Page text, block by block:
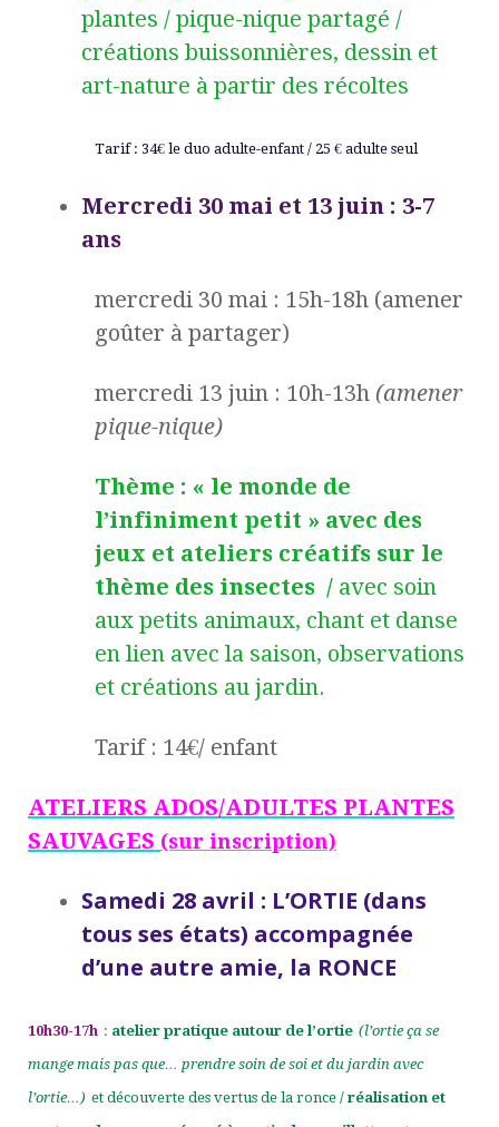
plantes / pique-nique partagé /
créations buissonnières, dessin et
art-nature à partir des récoltes
Tarif : 34€ le duo adulte-enfant / 25 € adulte seul
Mercredi 30 mai et 13 juin : 3-7
ans
mercredi 30 mai : 15h-18h (amener
goûter à partager)
mercredi 13 juin : 10h-13h (amener
pique-nique)
Thème : « le monde de
l’infiniment petit » avec des
jeux et ateliers créatifs sur le
thème des insectes / avec soin
aux petits animaux, chant et danse
en lien avec la saison, observations
et créations au jardin.
Tarif : 14€/ enfant
ATELIERS ADOS/ADULTES PLANTES
SAUVAGES (sur inscription)
Samedi 28 avril : L’ORTIE (dans
tous ses états) accompagnée
d’une autre amie, la RONCE
10h30-17h : atelier pratique autour de l’ortie (l’ortie ça se
mange mais pas que… prendre soin de soi et du jardin avec
l’ortie…) et découverte des vertus de la ronce / réalisation et